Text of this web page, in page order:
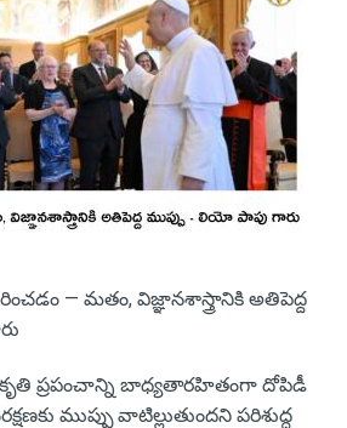
— మతం, విజ్ఞానశాస్త్రానికి అతిపెద్ద
ప్రపంచాన్ని బాధ్యతారహితంగా దోపిడీ
ముప్పు వాటిల్లుతుందని పరిశుద్ధ